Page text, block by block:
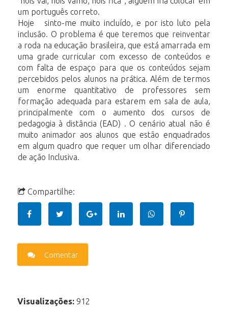
um português correto.
Hoje sinto-me muito incluído, e por isto luto pela
inclusão. O problema é que teremos que reinventar
a roda na educação brasileira, que está amarrada em
uma grade curricular com excesso de conteúdos e
com falta de espaço para que os conteúdos sejam
percebidos pelos alunos na prática. Além de termos
um enorme quantitativo de professores sem
formação adequada para estarem em sala de aula,
principalmente com o aumento dos cursos de
pedagogia à distância (EAD) . O cenário atual não é
muito animador aos alunos que estão enquadrados
em algum quadro que requer um olhar diferenciado
de ação Inclusiva.
Compartilhe:
Comentar
Visualizações:912